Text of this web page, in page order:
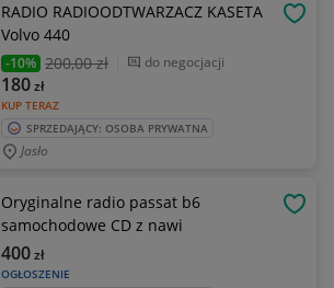
RADIO RADIOODTWARZACZ KASETA
Volvo 440
-10% 200,00 zł do negocjacji
KUP TERAZ
180zł
SPRZEDAJĄCY: OSOBA PRYWATNA
Jasło
Oryginalne radio passat b6
samochodowe CD z nawi
OGŁOSZENIE
400zł